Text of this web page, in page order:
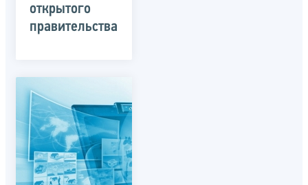
открытого
правительства